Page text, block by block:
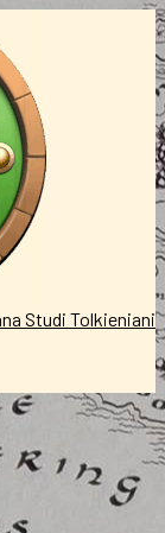
Studi Tolkieniani